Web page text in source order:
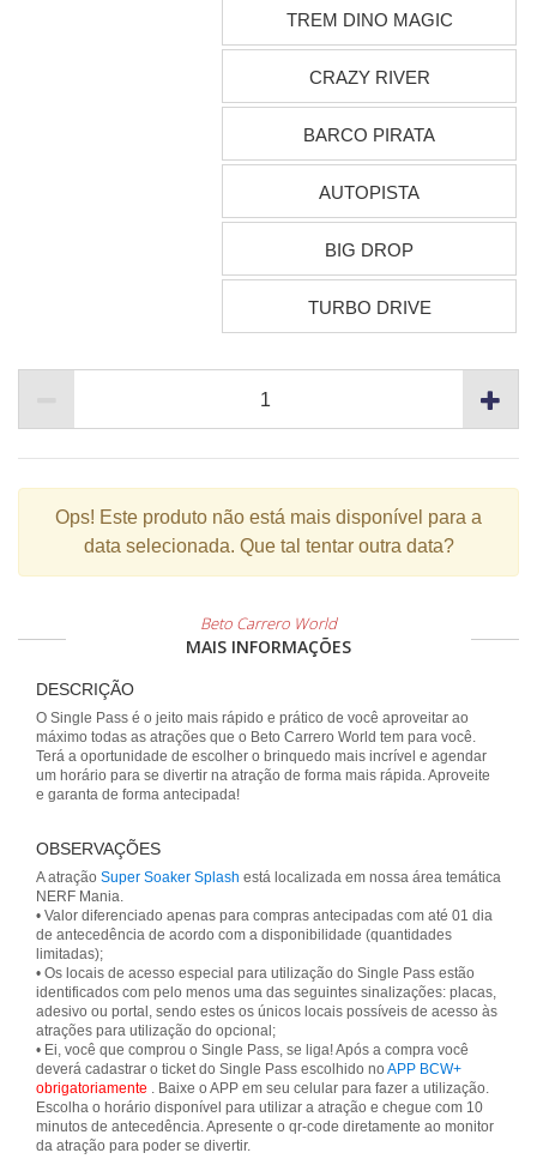
TREM DINO MAGIC
CRAZY RIVER
BARCO PIRATA
AUTOPISTA
BIG DROP
TURBO DRIVE
Ops! Este produto não está mais disponível para a
data selecionada. Que tal tentar outra data?
Beto Carrero World
MAIS INFORMAÇÕES
DESCRIÇÃO
O Single Pass é o jeito mais rápido e prático de você aproveitar ao
máximo todas as atrações que o Beto Carrero World tem para você.
Terá a oportunidade de escolher o brinquedo mais incrível e agendar
um horário para se divertir na atração de forma mais rápida. Aproveite
e garanta de forma antecipada!
OBSERVAÇÕES
A atração Super Soaker Splash está localizada em nossa área temática
NERF Mania.
• Valor diferenciado apenas para compras antecipadas com até 01 dia
de antecedência de acordo com a disponibilidade (quantidades
limitadas);
• Os locais de acesso especial para utilização do Single Pass estão
identificados com pelo menos uma das seguintes sinalizações: placas,
adesivo ou portal, sendo estes os únicos locais possíveis de acesso às
atrações para utilização do opcional;
• Ei, você que comprou o Single Pass, se liga! Após a compra você
deverá cadastrar o ticket do Single Pass escolhido no APP BCW+
obrigatoriamente . Baixe o APP em seu celular para fazer a utilização.
Escolha o horário disponível para utilizar a atração e chegue com 10
minutos de antecedência. Apresente o qr-code diretamente ao monitor
da atração para poder se divertir.